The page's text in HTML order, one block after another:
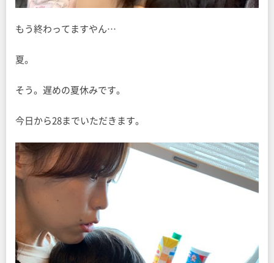
もう終わってますやん…
夏。
そう。遅めの夏休みです。
今日から28までいただきます。